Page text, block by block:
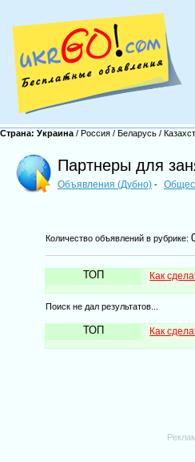
Страна: Украина / Россия / Беларусь /
Партнеры для
Объявления (Дубно) -
Количество объявлений в рубрике:
ТОП Как
Поиск не дал результатов...
ТОП Как